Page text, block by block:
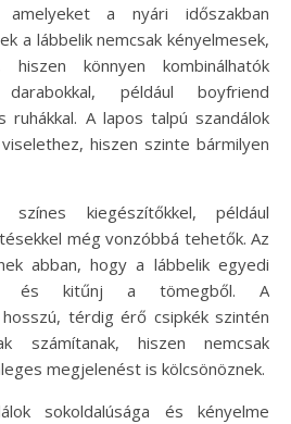
a nyári időszakban
a lábbelik nemcsak kényelmesek,
könnyen kombinálhatók
például boyfriend
ruhákkal. A lapos talpú szandálok
hiszen szinte bármilyen
kiegészítőkkel, például
még vonzóbbá tehetők. Az
abban, hogy a lábbelik egyedi
és kitűnj a tömegből. A
térdig érő csipkék szintén
számítanak, hiszen nemcsak
megjelenést is kölcsönöznek.
sokoldalúsága és kényelme